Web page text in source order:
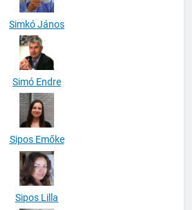
Simkó János
Simó Endre
Sipos Emőke
Sipos Lilla